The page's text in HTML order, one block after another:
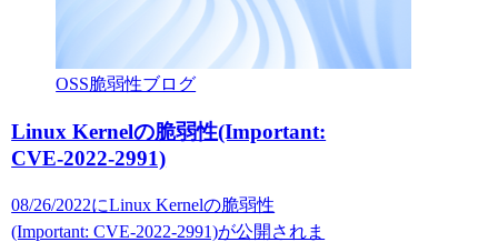
OSS脆弱性ブログ
Linux Kernelの脆弱性(Important:
CVE-2022-2991)
08/26/2022にLinux Kernelの脆弱性
(Important: CVE-2022-2991)が公開されま